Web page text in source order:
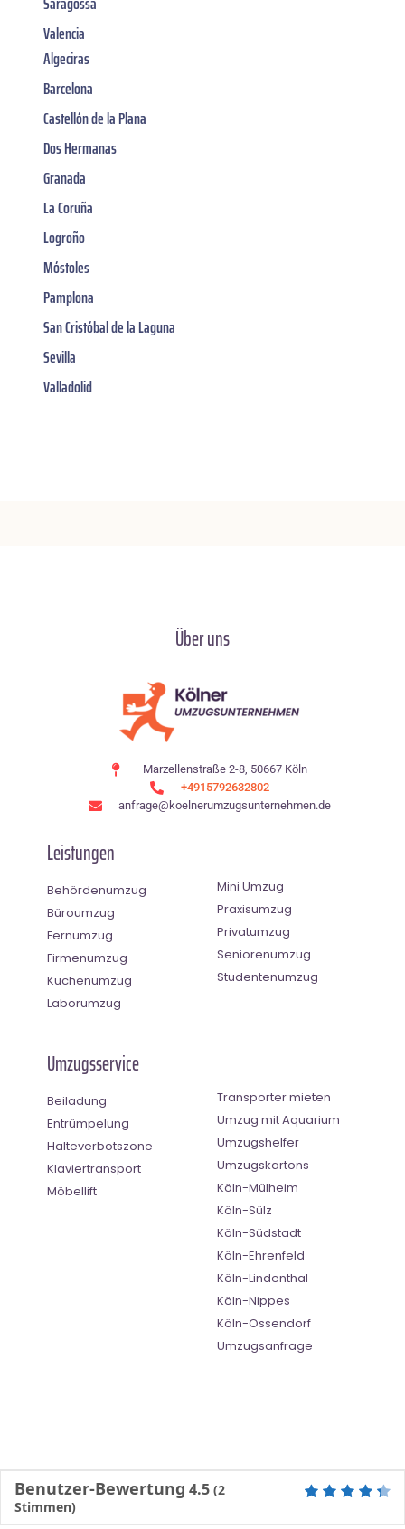
Valencia
Algeciras
Barcelona
Castellón de la Plana
Dos Hermanas
Granada
La Coruña
Logroño
Móstoles
Pamplona
San Cristóbal de la Laguna
Sevilla
Valladolid
Über uns
Marzellenstraße 2-8, 50667 Köln
+4915792632802
anfrage@koelnerumzugsunternehmen.de
Leistungen
Behördenumzug
Büroumzug
Fernumzug
Firmenumzug
Küchenumzug
Laborumzug
Mini Umzug
Praxisumzug
Privatumzug
Seniorenumzug
Studentenumzug
Umzugsservice
Beiladung
Entrümpelung
Halteverbotszone
Klaviertransport
Möbellift
Transporter mieten
Umzug mit Aquarium
Umzugshelfer
Umzugskartons
Köln-Mülheim
Köln-Sülz
Köln-Südstadt
Köln-Ehrenfeld
Köln-Lindenthal
Köln-Nippes
Köln-Ossendorf
Umzugsanfrage
Benutzer-Bewertung 4.5 (2
Stimmen)